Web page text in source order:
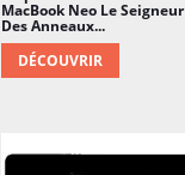
MacBook Neo Le Seigneur
Des Anneaux...
DÉCOUVRIR